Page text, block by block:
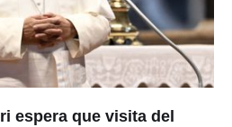
espera que visita del